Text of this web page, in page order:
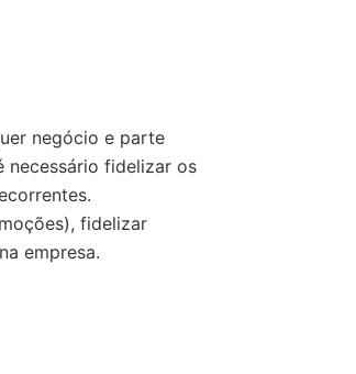
negócio e parte
necessário fidelizar os
fidelizar
empresa.